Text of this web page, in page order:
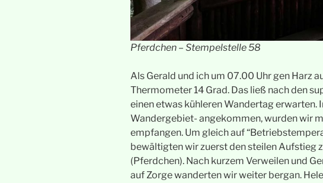
Pferdchen – Stempelstelle 58
Als Gerald und ich um 07.00 Uhr gen Harz
Thermometer 14 Grad. Das ließ nach den
einen etwas kühleren Wandertag erwarten.
Wandergebiet- angekommen, wurden wir
empfangen. Um gleich auf
bewältigten wir zuerst den steilen Aufstieg
(Pferdchen). Nach kurzem Verweilen und
auf Zorge wanderten wir weiter bergan.